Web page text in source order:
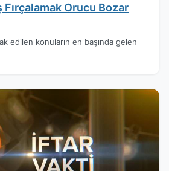
Orucu Bozar
edilen konuların en başında gelen